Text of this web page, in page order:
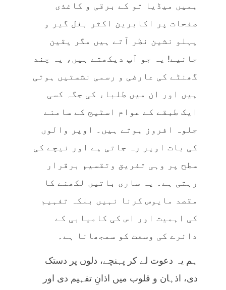
ہمیں میڈیا تو کے برقی و کاغذی
صفحات پر اکابرین اکثر بغل گیر و
پہلو نشین نظر آتے ہیں مگر یقین
جانیے! یہ جو آپ دیکھتے ہیں، یہ چند
گھنٹے کی عارضی و رسمی نشستیں ہوتی
ہیں اور ان میں طلباء کی جگہ کسی
ایک طبقے کے عوام اسٹیج کے سامنے
جلوہ افروز ہوتے ہیں۔ اوپر والوں
کی بات اوپر رہ جاتی ہے اور نیچے کی
سطح پر وہی تفریق وتقسیم برقرار
رہتی ہے۔ یہ ساری باتیں لکھنے کا
مقصد مایوس کرنا نہیں بلکہ تفہیم
کی اہمیت اور اس کی کامیابی کے
دائرے کی وسعت کو سمجھانا ہے۔
ہم یہ دعوت لے کر پہنچے، دلوں پر دستک
دی، اذہان و قلوب میں اذانِ تفہیم دی اور